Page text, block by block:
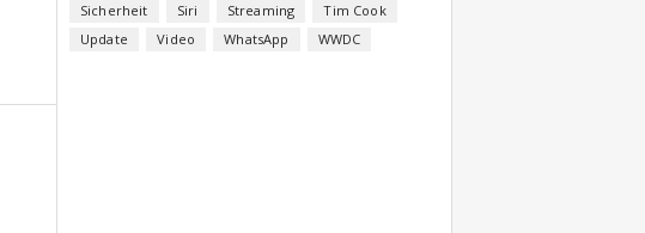
Sicherheit
Siri Streaming
Tim Cook
Update
Video WhatsApp WWDC